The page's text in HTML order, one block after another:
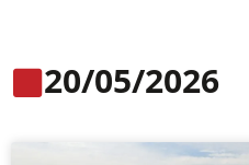
20/05/2026